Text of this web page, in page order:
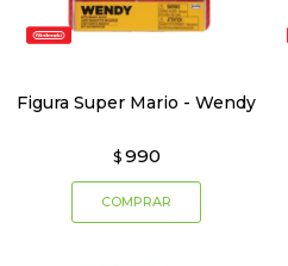
Figura Super Mario - Wendy
$ 990